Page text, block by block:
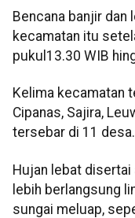
Bencana banjir dan
kecamatan itu
pukul13.30 WIB
Kelima kecamatan
Cipanas, Sajira,
tersebar di 11 desa.
Hujan lebat disertai
lebih berlangsung
sungai meluap,